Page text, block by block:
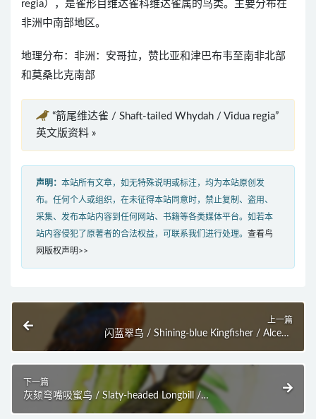
regia），是雀形目维达雀科维达雀属的鸟类。主要分布在
非洲中南部地区。
地理分布：非洲：安哥拉，赞比亚和津巴布韦至南非北部
和莫桑比克南部
“箭尾维达雀 / Shaft-tailed Whydah / Vidua regia”
英文版资料 »
声明： 本站所有文章，如无特殊说明或标注，均为本站原创发
布。任何个人或组织，在未征得本站同意时，禁止复制、盗用、
采集、发布本站内容到任何网站、书籍等各类媒体平台。如若本
站内容侵犯了原著者的合法权益，可联系我们进行处理。 查看鸟
网版权声明>>
上一篇
闪蓝翠鸟 / Shining-blue Kingfisher / Alcedo
下一篇
灰颏弯嘴吸蜜鸟 / Slaty-headed Longbill /
Toxorhamphus poliopterus